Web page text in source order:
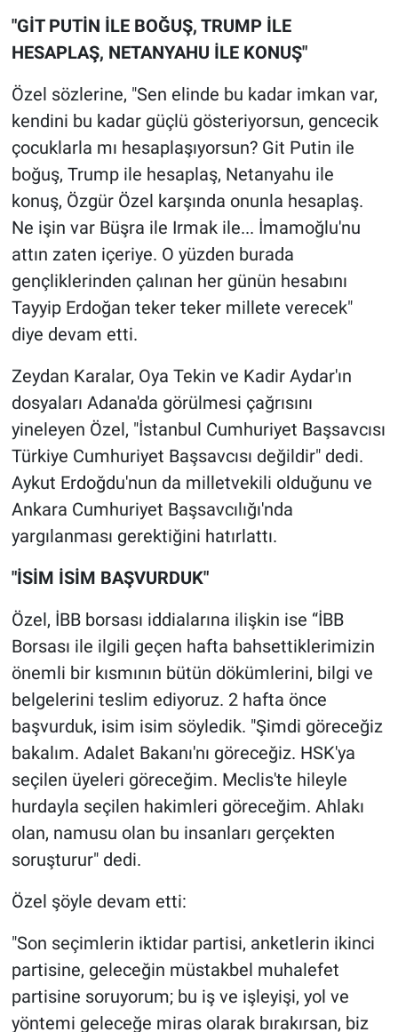
"GİT PUTİN İLE BOĞUŞ, TRUMP İLE
HESAPLAŞ, NETANYAHU İLE KONUŞ"
Özel sözlerine, "Sen elinde bu kadar imkan var,
kendini bu kadar güçlü gösteriyorsun, gencecik
çocuklarla mı hesaplaşıyorsun? Git Putin ile
boğuş, Trump ile hesaplaş, Netanyahu ile
konuş, Özgür Özel karşında onunla hesaplaş.
Ne işin var Büşra ile Irmak ile... İmamoğlu'nu
attın zaten içeriye. O yüzden burada
gençliklerinden çalınan her günün hesabını
Tayyip Erdoğan teker teker millete verecek"
diye devam etti.
Zeydan Karalar, Oya Tekin ve Kadir Aydar'ın
dosyaları Adana'da görülmesi çağrısını
yineleyen Özel, "İstanbul Cumhuriyet Başsavcısı
Türkiye Cumhuriyet Başsavcısı değildir" dedi.
Aykut Erdoğdu'nun da milletvekili olduğunu ve
Ankara Cumhuriyet Başsavcılığı'nda
yargılanması gerektiğini hatırlattı.
"İSİM İSİM BAŞVURDUK"
Özel, İBB borsası iddialarına ilişkin ise “İBB
Borsası ile ilgili geçen hafta bahsettiklerimizin
önemli bir kısmının bütün dökümlerini, bilgi ve
belgelerini teslim ediyoruz. 2 hafta önce
başvurduk, isim isim söyledik. "Şimdi göreceğiz
bakalım. Adalet Bakanı'nı göreceğiz. HSK'ya
seçilen üyeleri göreceğim. Meclis'te hileyle
hurdayla seçilen hakimleri göreceğim. Ahlakı
olan, namusu olan bu insanları gerçekten
soruşturur" dedi.
Özel şöyle devam etti:
"Son seçimlerin iktidar partisi, anketlerin ikinci
partisine, geleceğin müstakbel muhalefet
partisine soruyorum; bu iş ve işleyişi, yol ve
yöntemi geleceğe miras olarak bırakırsan, biz
Spor
Türkiye'nin Geleceği
Türkiye'nin Gündemi
Yerel Gündem
Yerel Yaşam
Canlı Yayın